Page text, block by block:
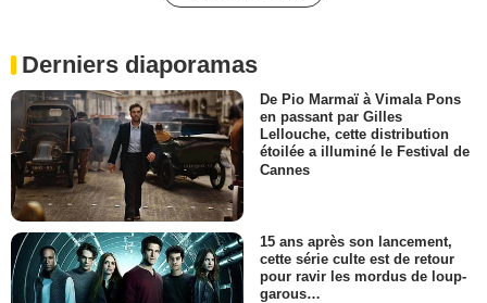
Derniers diaporamas
De Pio Marmaï à Vimala Pons
en passant par Gilles
Lellouche, cette distribution
étoilée a illuminé le Festival de
Cannes
15 ans après son lancement,
cette série culte est de retour
pour ravir les mordus de loup-
garous…